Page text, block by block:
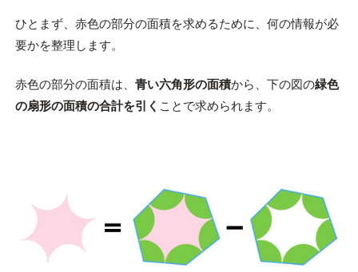
ひとまず、赤色の部分の面積を求めるために、何の情報が必
要かを整理します。
赤色の部分の面積は、 青い六角形の面積から、下の図の緑色
の扇形の面積の合計を引く ことで求められます。